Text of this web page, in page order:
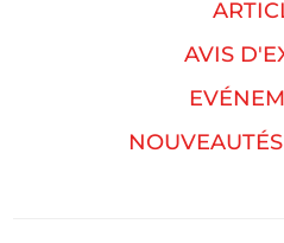
AVIS